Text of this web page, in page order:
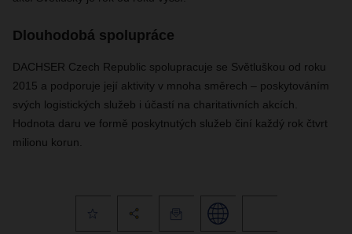
Dlouhodobá spolupráce
DACHSER Czech Republic spolupracuje se Světluškou od roku
2015 a podporuje její aktivity v mnoha směrech – poskytováním
svých logistických služeb i účastí na charitativních akcích.
Hodnota daru ve formě poskytnutých služeb činí každý rok čtvrt
milionu korun.